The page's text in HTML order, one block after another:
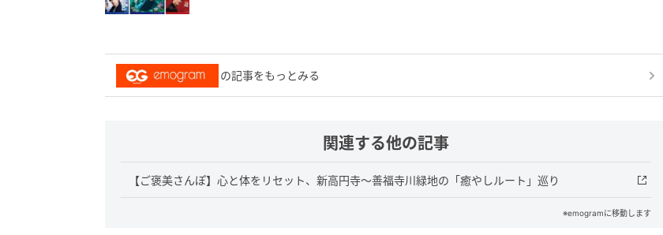
の記事をもっとみる
関連する他の記事
【ご褒美さんぽ】心と体をリセット、新高円寺〜善福寺川緑地の「癒やしルート」巡り
※emogramに移動します